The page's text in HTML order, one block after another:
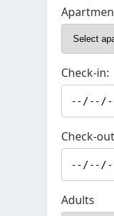
Check-in:
Check-
Adults